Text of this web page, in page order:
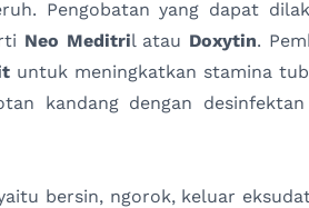
Pengobatan yang dapat
Neo Meditril atau Doxytin.
untuk meningkatkan stamina
kandang dengan
bersin, ngorok, keluar